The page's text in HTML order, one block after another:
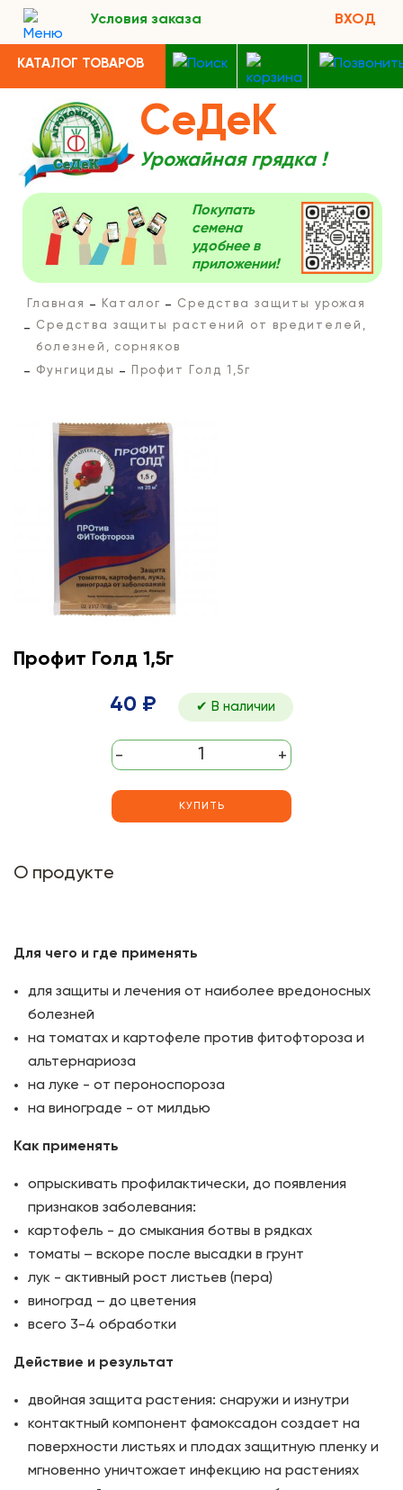
Условия заказа ВХОД
КАТАЛОГ ТОВАРОВ
СеДеК
Урожайная грядка !
Покупать
семена
удобнее в
приложении!
Главная Каталог
Средства защиты урожая
Средства защиты растений от вредителей,
болезней, сорняков
Фунгициды
Профит Голд 1,5г
Профит Голд 1,5г
40 ₽ ✔ В наличии
- +
КУПИТЬ
О продукте
Для чего и где применять
для защиты и лечения от наиболее вредоносных
болезней
на томатах и картофеле против фитофтороза и
альтернариоза
на луке - от пероноспороза
на винограде - от милдью
Как применять
опрыскивать профилактически, до появления
признаков заболевания:
картофель - до смыкания ботвы в рядках
томаты – вскоре после высадки в грунт
лук - активный рост листьев (пера)
виноград – до цветения
всего 3-4 обработки
Действие и результат
двойная защита растения: снаружи и изнутри
контактный компонент фамоксадон создает на
поверхности листьях и плодах защитную пленку и
мгновенно уничтожает инфекцию на растениях